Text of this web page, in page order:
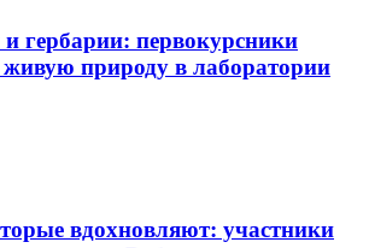
гербарии: первокурсники
природу в лаборатории
вдохновляют: участники